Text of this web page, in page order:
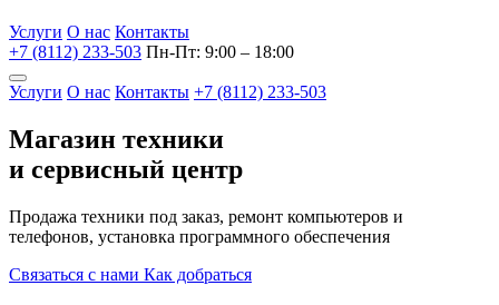
Услуги О нас Контакты
+7 (8112) 233-503 Пн-Пт: 9:00 – 18:00
Услуги О нас Контакты +7 (8112) 233-503
Магазин техники
и сервисный центр
Продажа техники под заказ, ремонт компьютеров и
телефонов, установка программного обеспечения
Связаться с нами Как добраться